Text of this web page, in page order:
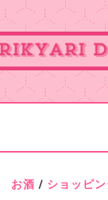
お酒 / ショッピ